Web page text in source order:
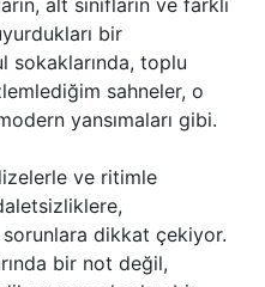
alt sınıfların ve farklı
bir
sokaklarında, toplu
sahneler, o
yansımaları gibi.
ve ritimle
dikkat çekiyor.
bir not değil,